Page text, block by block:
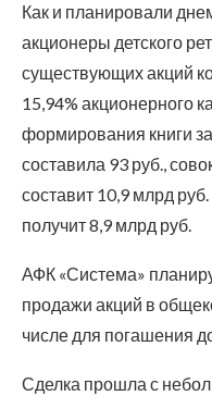
Как и планировали
акционеры детского
существующих акций
15,94% акционерного
формирования книги
составила 93 руб.,
составит 10,9 млрд
получит 8,9 млрд руб.
АФК «Система»
продажи акций в
числе для погашения
Сделка прошла с